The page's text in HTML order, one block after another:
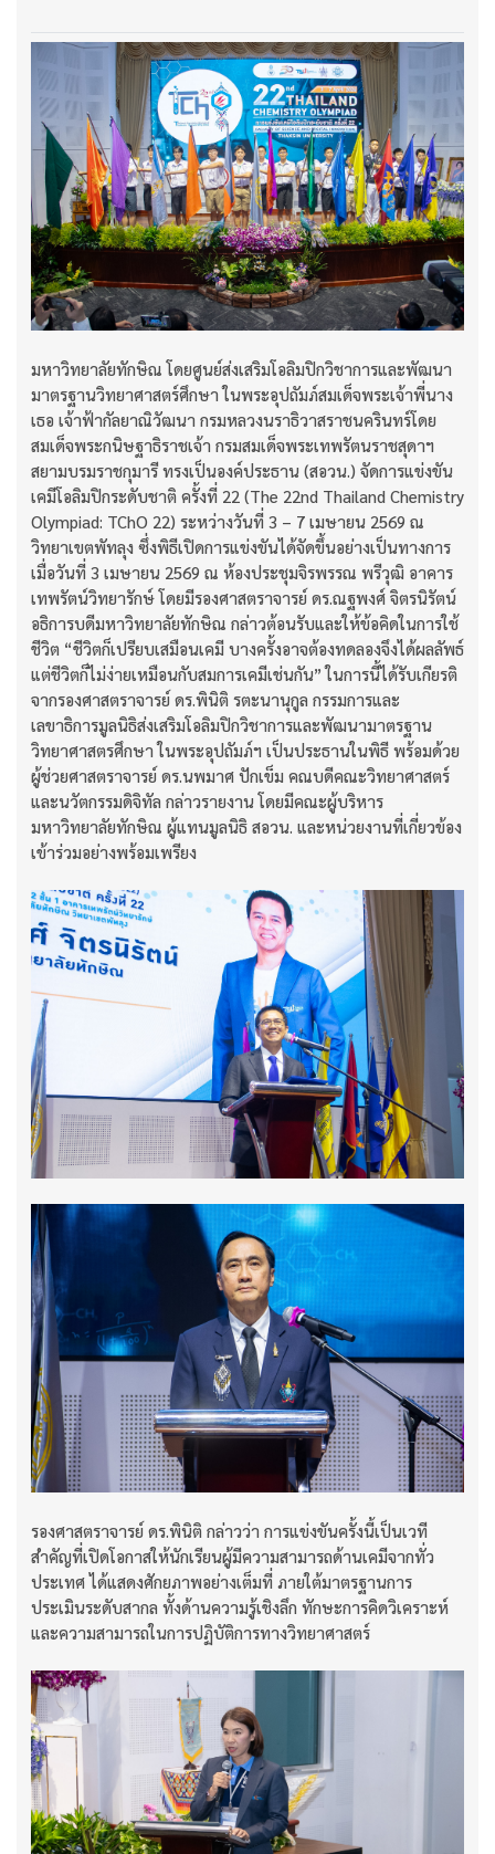
มหาวิทยาลัยทักษิณ โดยศูนย์ส่งเสริมโอลิมปิกวิชาการและพัฒนา
มาตรฐานวิทยาศาสตร์ศึกษา ในพระอุปถัมภ์สมเด็จพระเจ้าพี่นาง
เธอ เจ้าฟ้ากัลยาณิวัฒนา กรมหลวงนราธิวาสราชนครินทร์โดย
สมเด็จพระกนิษฐาธิราชเจ้า กรมสมเด็จพระเทพรัตนราชสุดาฯ
สยามบรมราชกุมารี ทรงเป็นองค์ประธาน (สอวน.) จัดการแข่งขัน
เคมีโอลิมปิกระดับชาติ ครั้งที่ 22 (The 22nd Thailand Chemistry
Olympiad: TChO 22) ระหว่างวันที่ 3 – 7 เมษายน 2569 ณ
วิทยาเขตพัทลุง ซึ่งพิธีเปิดการแข่งขันได้จัดขึ้นอย่างเป็นทางการ
เมื่อวันที่ 3 เมษายน 2569 ณ ห้องประชุมจิรพรรณ พรีวุฒิ อาคาร
เทพรัตน์วิทยารักษ์ โดยมีรองศาสตราจารย์ ดร.ณฐพงศ์ จิตรนิรัตน์
อธิการบดีมหาวิทยาลัยทักษิณ กล่าวต้อนรับและให้ข้อคิดในการใช้
ชีวิต “ชีวิตก็เปรียบเสมือนเคมี บางครั้งอาจต้องทดลองจึงได้ผลลัพธ์
แต่ชีวิตก็ไม่ง่ายเหมือนกับสมการเคมีเช่นกัน” ในการนี้ได้รับเกียรติ
จากรองศาสตราจารย์ ดร.พินิติ รตะนานุกูล กรรมการและ
เลขาธิการมูลนิธิส่งเสริมโอลิมปิกวิชาการและพัฒนามาตรฐาน
วิทยาศาสตรศึกษา ในพระอุปถัมภ์ฯ เป็นประธานในพิธี พร้อมด้วย
ผู้ช่วยศาสตราจารย์ ดร.นพมาศ ปักเข็ม คณบดีคณะวิทยาศาสตร์
และนวัตกรรมดิจิทัล กล่าวรายงาน โดยมีคณะผู้บริหาร
มหาวิทยาลัยทักษิณ ผู้แทนมูลนิธิ สอวน. และหน่วยงานที่เกี่ยวข้อง
เข้าร่วมอย่างพร้อมเพรียง
รองศาสตราจารย์ ดร.พินิติ กล่าวว่า การแข่งขันครั้งนี้เป็นเวที
สำคัญที่เปิดโอกาสให้นักเรียนผู้มีความสามารถด้านเคมีจากทั่ว
ประเทศ ได้แสดงศักยภาพอย่างเต็มที่ ภายใต้มาตรฐานการ
ประเมินระดับสากล ทั้งด้านความรู้เชิงลึก ทักษะการคิดวิเคราะห์
และความสามารถในการปฏิบัติการทางวิทยาศาสตร์